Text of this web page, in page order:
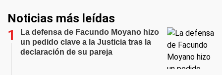
Noticias más leídas
La defensa de Facundo Moyano hizo
un pedido clave a la Justicia tras la
declaración de su pareja